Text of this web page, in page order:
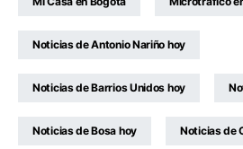
Noticias de Antonio Nariño hoy
Noticias de Barrios Unidos hoy
Noticias de Bosa hoy Noticias de